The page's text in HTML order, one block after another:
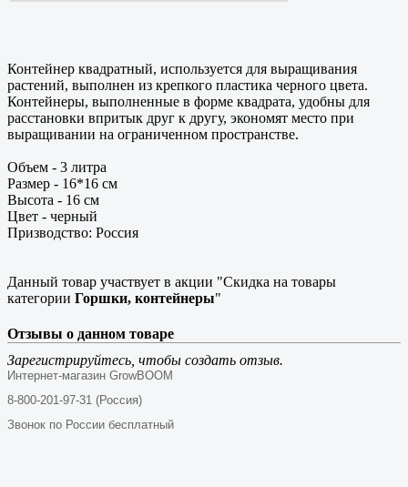
Контейнер квадратный, используется для выращивания
растений, выполнен из крепкого пластика черного цвета.
Контейнеры, выполненные в форме квадрата, удобны для
расстановки впритык друг к другу, экономят место при
выращивании на ограниченном пространстве.
Объем - 3 литра
Размер - 16*16 см
Высота - 16 см
Цвет - черный
Призводство: Россия
Данный товар участвует в акции "Скидка на товары
категории Горшки, контейнеры"
Отзывы о данном товаре
Зарегистрируйтесь, чтобы создать отзыв.
Интернет-магазин GrowBOOM
8-800-201-97-31 (Россия)
Звонок по России бесплатный